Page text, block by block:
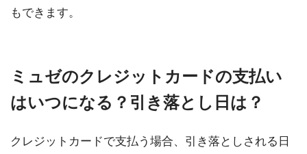
もできます。
ミュゼのクレジットカードの支払い
はいつになる？引き落とし日は？
クレジットカードで支払う場合、引き落としされる日